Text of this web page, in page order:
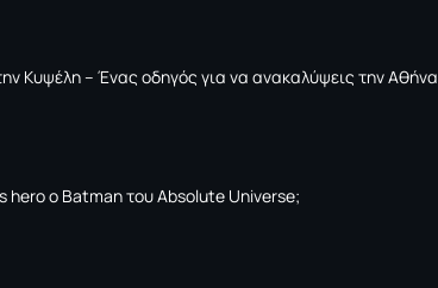
Κυψέλη – Ένας οδηγός για να ανακαλύψεις την Αθήνα
hero ο Batman του Absolute Universe;